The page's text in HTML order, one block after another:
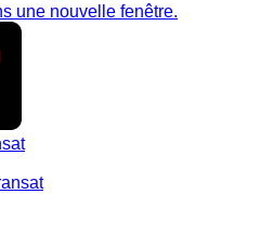
une nouvelle fenêtre.